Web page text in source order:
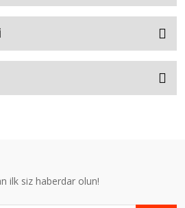
ilk siz haberdar olun!